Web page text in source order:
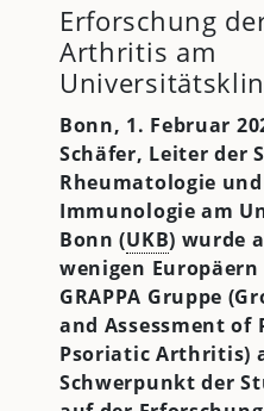
Erforschung
Arthritis am
Bonn, 1. Februar
Schäfer, Leiter der
Rheumatologie
Immunologie am
Bonn (UKB) wurde
wenigen
GRAPPA Gruppe
and Assessment of
Psoriatic Arthritis)
Schwerpunkt der